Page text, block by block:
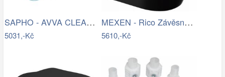
SAPHO - AVVA CLEANWASH závěsná WC mísa,…
5031,-Kč
MEXEN - Rico Závěsná WC mísa Rimless…
5610,-Kč